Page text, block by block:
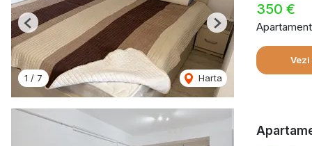
1 / 7 Harta
Previous Next
350 €